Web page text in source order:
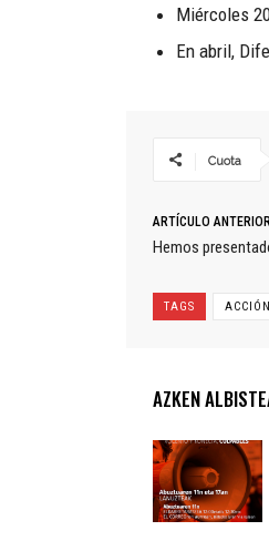
Miércoles
En abril,
Cuota
ARTÍCULO ANTERIOR
Hemos
TAGS
AZKEN